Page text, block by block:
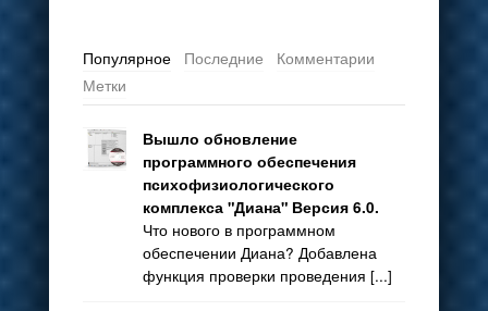
Популярное Последние
Комментарии
Метки
Вышло обновление
программного обеспечения
психофизиологического
комплекса "Диана" Версия 6.0.
Что нового в программном
обеспечении Диана? Добавлена
функция проверки проведения [...]